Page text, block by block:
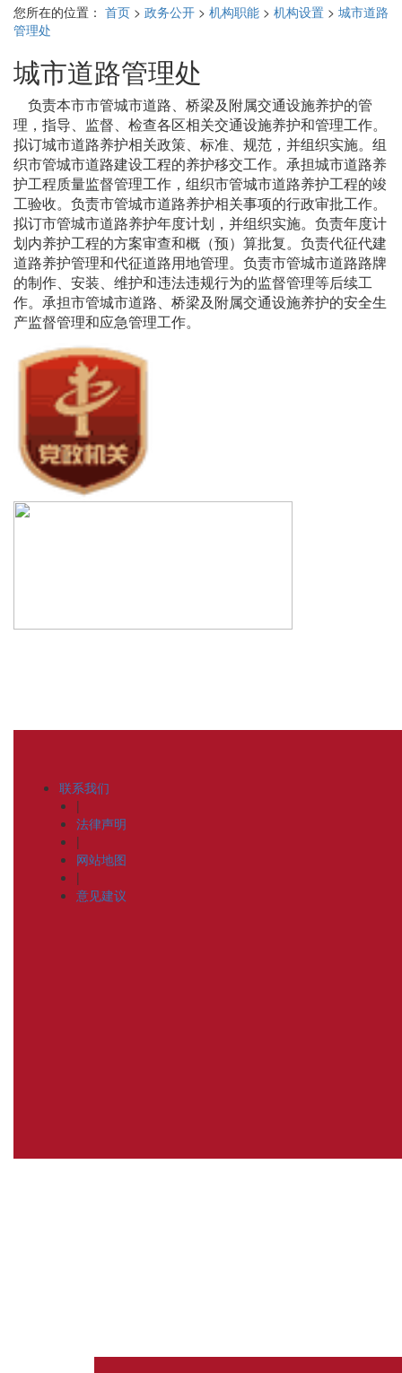
您所在的位置： 首页 > 政务公开 > 机构职能 > 机构设置 > 城市道路
管理处
城市道路管理处
负责本市市管城市道路、桥梁及附属交通设施养护的管
理，指导、监督、检查各区相关交通设施养护和管理工作。
拟订城市道路养护相关政策、标准、规范，并组织实施。组
织市管城市道路建设工程的养护移交工作。承担城市道路养
护工程质量监督管理工作，组织市管城市道路养护工程的竣
工验收。负责市管城市道路养护相关事项的行政审批工作。
拟订市管城市道路养护年度计划，并组织实施。负责年度计
划内养护工程的方案审查和概（预）算批复。负责代征代建
道路养护管理和代征道路用地管理。负责市管城市道路路牌
的制作、安装、维护和违法违规行为的监督管理等后续工
作。承担市管城市道路、桥梁及附属交通设施养护的安全生
产监督管理和应急管理工作。
联系我们
|
法律声明
|
网站地图
|
意见建议